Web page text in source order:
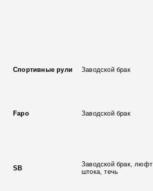
Спортивные рули Заводской брак
Fapo Заводской брак
SB
Заводской брак, люфт
штока, течь